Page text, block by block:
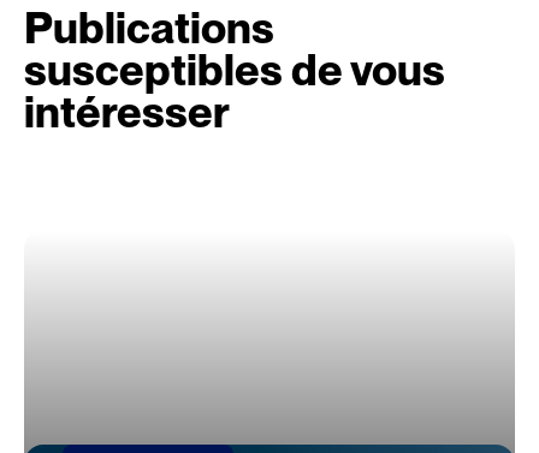
Publications
susceptibles de vous
intéresser